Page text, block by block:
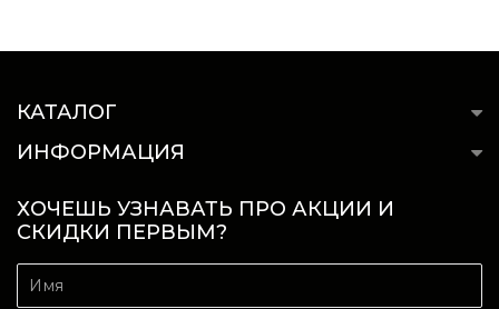
КАТАЛОГ
ИНФОРМАЦИЯ
ХОЧЕШЬ УЗНАВАТЬ ПРО АКЦИИ И
СКИДКИ ПЕРВЫМ?